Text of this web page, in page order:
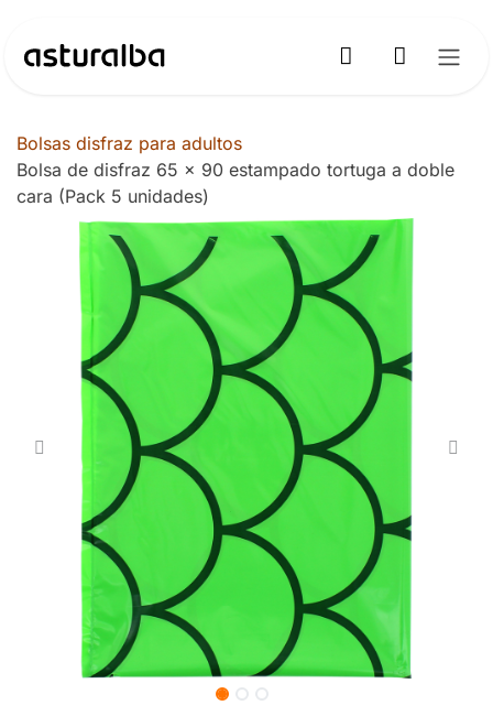
Bolsas disfraz para adultos
Bolsa de disfraz 65 x 90 estampado tortuga a doble
cara (Pack 5 unidades)